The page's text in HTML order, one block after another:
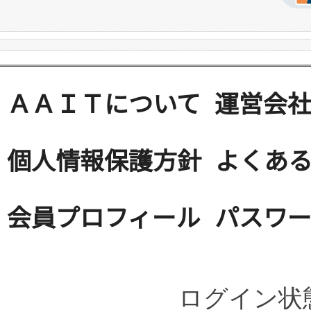
ＡＡＩＴについて 運営会社
個人情報保護方針 よくあ
会員プロフィール パスワ
ログイン